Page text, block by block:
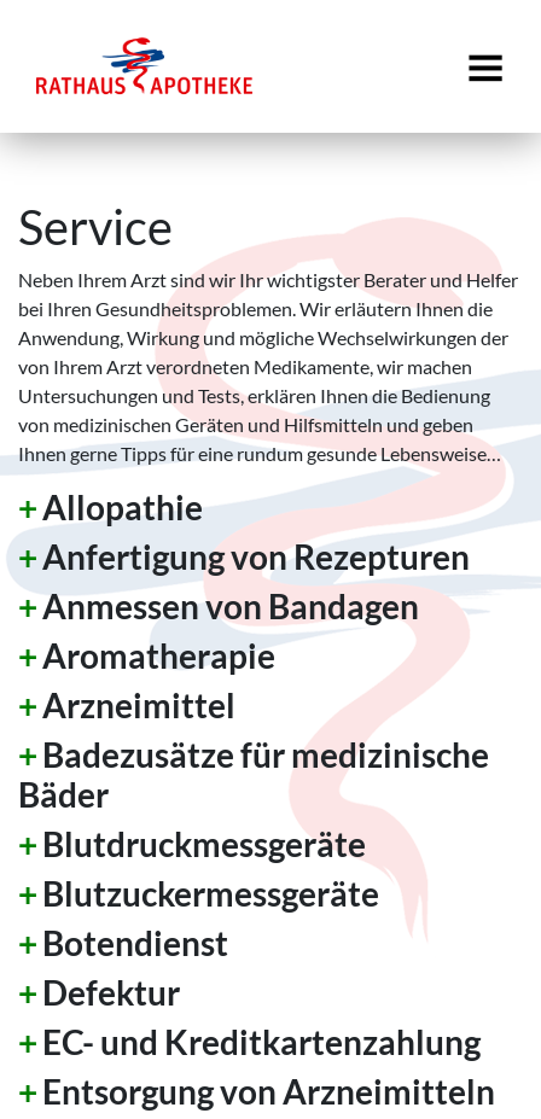
Service
Neben Ihrem Arzt sind wir Ihr wichtigster Berater und Helfer
bei Ihren Gesundheitsproblemen. Wir erläutern Ihnen die
Anwendung, Wirkung und mögliche Wechselwirkungen der
von Ihrem Arzt verordneten Medikamente, wir machen
Untersuchungen und Tests, erklären Ihnen die Bedienung
von medizinischen Geräten und Hilfsmitteln und geben
Ihnen gerne Tipps für eine rundum gesunde Lebensweise…
Allopathie
Anfertigung von Rezepturen
Anmessen von Bandagen
Aromatherapie
Arzneimittel
Badezusätze für medizinische
Bäder
Blutdruckmessgeräte
Blutzuckermessgeräte
Botendienst
Defektur
EC- und Kreditkartenzahlung
Entsorgung von Arzneimitteln